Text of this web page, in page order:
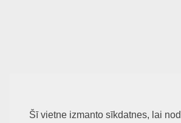
Šī vietne izmanto sīkdatnes, lai